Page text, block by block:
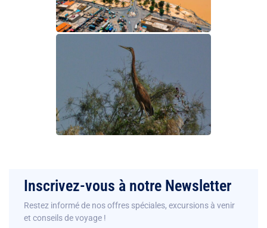
Inscrivez-vous à notre Newsletter
Restez informé de nos offres spéciales, excursions à venir
et conseils de voyage !